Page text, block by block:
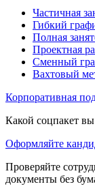
Частичная
Гибкий
Полная
Проектная
Сменный
Вахтовый
Корпоративная
Какой соцпакет
Оформляйте
Проверяйте
документы без